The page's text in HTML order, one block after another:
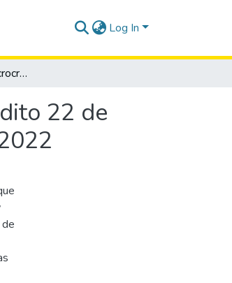
Log In
Acceso y uso a los microcréditos del grupo de ahorro y crédito 22 de junio comuna de San Pedro, provincia de Santa Elena, año 2022
22 de